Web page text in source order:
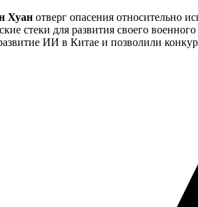
Хуан отверг опасения относительно
стеки для развития своего
ИИ в Китае и позволили